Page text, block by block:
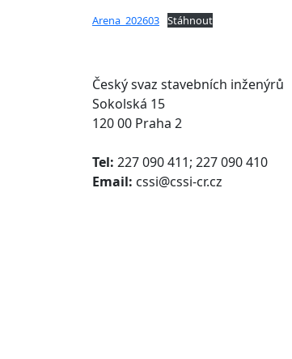
Arena_202603 Stáhnout
Český svaz stavebních inženýrů
Sokolská 15
120 00 Praha 2
Tel: 227 090 411; 227 090 410
Email: cssi@cssi-cr.cz